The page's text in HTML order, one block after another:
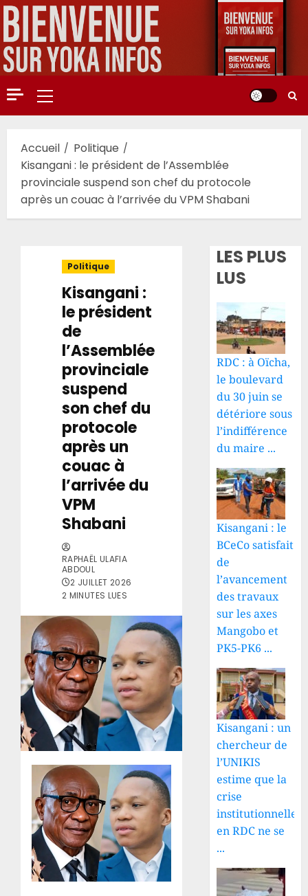
Aller
au
contenu
Menu
principal
Accueil
Politique
Kisangani : le président de l’Assemblée
provinciale suspend son chef du protocole
après un couac à l’arrivée du VPM Shabani
Politique
Kisangani :
le président
de
l’Assemblée
provinciale
suspend
son chef du
protocole
après un
couac à
l’arrivée du
VPM
Shabani
RAPHAËL ULAFIA
ABDOUL
2 JUILLET 2026
2 MINUTES LUES
LES PLUS
LUS
RDC : à Oïcha,
le boulevard
du 30 juin se
détériore sous
l’indifférence
du maire ...
Kisangani : le
BCeCo satisfait
de
l’avancement
des travaux
sur les axes
Mangobo et
PK5-PK6 ...
Kisangani : un
chercheur de
l’UNIKIS
estime que la
crise
institutionnelle
en RDC ne se
...